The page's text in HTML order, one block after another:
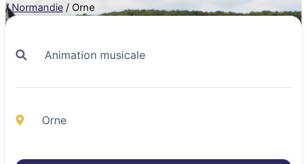
/ Normandie / Orne